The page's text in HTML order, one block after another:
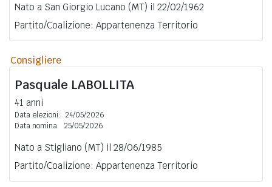
Nato a San Giorgio Lucano (MT) il 22/02/1962
Partito/Coalizione: Appartenenza Territorio
Consigliere
Pasquale LABOLLITA
41 anni
Data elezioni: 24/05/2026
Data nomina: 25/05/2026
Nato a Stigliano (MT) il 28/06/1985
Partito/Coalizione: Appartenenza Territorio